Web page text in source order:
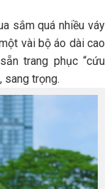
sắm quá nhiều váy
vài bộ áo dài cao
trang phục “cứu
sang trọng.